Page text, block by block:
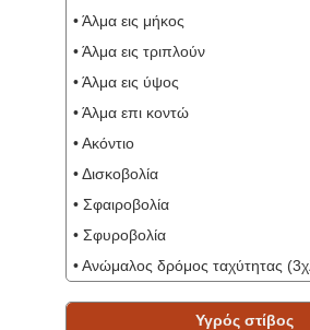
• Άλμα εις μήκος
• Άλμα εις τριπλούν
• Άλμα εις ύψος
• Άλμα επι κοντώ
• Ακόντιο
• Δισκοβολία
• Σφαιροβολία
• Σφυροβολία
• Ανώμαλος δρόμος ταχύτητας
Υγρός στίβος